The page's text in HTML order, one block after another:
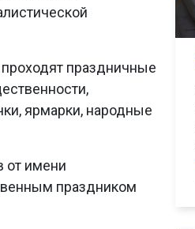
праздничные
ярмарки, народные
от имени
праздником